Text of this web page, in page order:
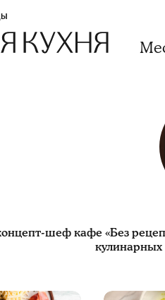
шеф кафе «Без
кулинарных